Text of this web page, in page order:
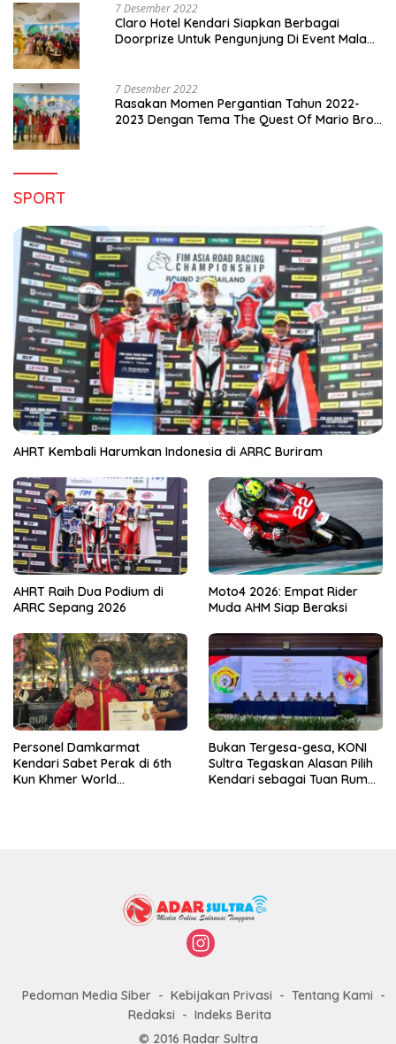
7 Desember 2022
Claro Hotel Kendari Siapkan Berbagai
Doorprize Untuk Pengunjung Di Event Malam
7 Desember 2022
Rasakan Momen Pergantian Tahun 2022-
2023 Dengan Tema The Quest Of Mario Bros
SPORT
AHRT Kembali Harumkan Indonesia di ARRC Buriram
AHRT Raih Dua Podium di
ARRC Sepang 2026
Moto4 2026: Empat Rider
Muda AHM Siap Beraksi
Personel Damkarmat
Kendari Sabet Perak di 6th
Kun Khmer World
Bukan Tergesa-gesa, KONI
Sultra Tegaskan Alasan Pilih
Kendari sebagai Tuan Rumah
Pedoman Media Siber Kebijakan Privasi
Tentang Kami
Redaksi
Indeks Berita
© 2016 Radar Sultra